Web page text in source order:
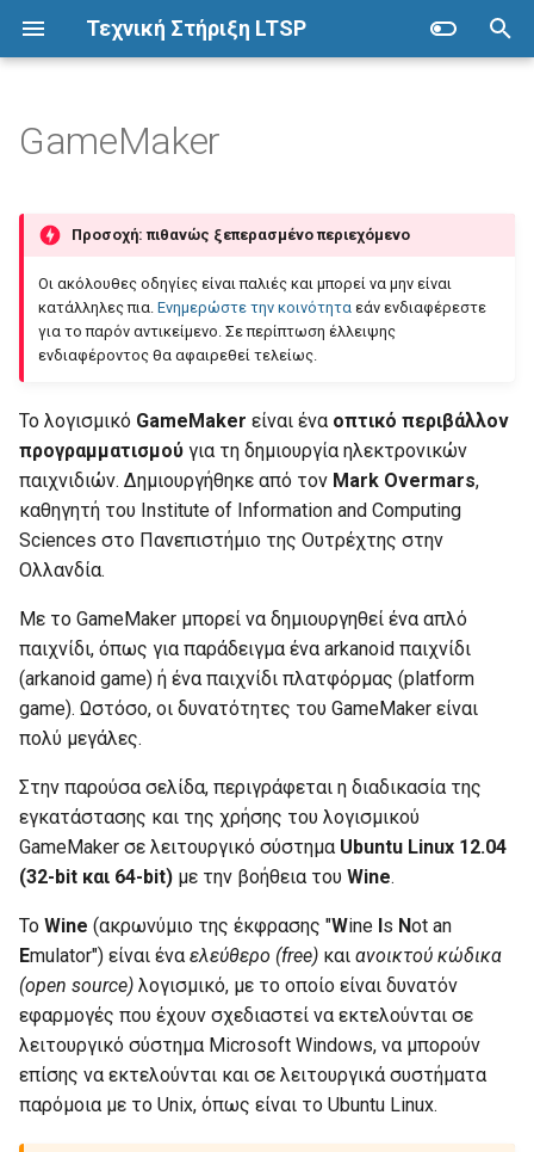
Τεχνική Στήριξη LTSP
λ
ή
σ
γ
ι
ν
α
ρ
χ
ί
σ
ε
Ubuntu
Λήψη
Live USB
Εγκατάσταση
Εγκατάσταση λογισμικού
ΣΕΠΕΗΥ με LTSP
Προετοιμασία
Πλεονεκτήματα
Μειονεκτήματα
Χάρτης
Εγκατάσταση
Ρύθμιση σύνδεσης δικτύου
Λογαριασμοί χρηστών
Εκκίνηση από το δίκτυο
Κοινόχρηστοι κατάλογοι
ltsp.conf
Στατικά hostnames
Οθόνη σύνδεσης
Συχνές ερωτήσεις
Προχωρημένα
Δικαιώματα καταλόγων
Εκτέλεση εντολών
Εκτυπωτές
Σαρωτές
Συντήρηση
Δημιουργία swap partition
στα clients
Επόπτης
Εγκατάσταση
Βασικές λειτουργίες
Ομάδες
Εκτέλεση από LTSP client
Αναβάθμιση του Wine στην
Εγκατάσταση των
προαπαιτούμενων πακέτων
λογισμικού στο Wine
Εγκατάσταση GameMaker
Εκτέλεση GameMaker
Παρατηρήσεις κατά την
μεταφορά του GameMaker
σε Ubuntu Linux
GameMaker
Προσοχή: πιθανώς ξεπερασμένο περιεχόμενο
Οι ακόλουθες οδηγίες είναι παλιές και μπορεί να μην είναι
κατάλληλες πια. Ενημερώστε την κοινότητα εάν ενδιαφέρεστε
για το παρόν αντικείμενο. Σε περίπτωση έλλειψης
ενδιαφέροντος θα αφαιρεθεί τελείως.
Το λογισμικό GameMaker είναι ένα οπτικό περιβάλλον
προγραμματισμού για τη δημιουργία ηλεκτρονικών
παιχνιδιών. Δημιουργήθηκε από τον Mark Overmars,
καθηγητή του Institute of Information and Computing
Sciences στο Πανεπιστήμιο της Ουτρέχτης στην
Ολλανδία.
Με το GameMaker μπορεί να δημιουργηθεί ένα απλό
παιχνίδι, όπως για παράδειγμα ένα arkanoid παιχνίδι
(arkanoid game) ή ένα παιχνίδι πλατφόρμας (platform
game). Ωστόσο, οι δυνατότητες του GameMaker είναι
πολύ μεγάλες.
Στην παρούσα σελίδα, περιγράφεται η διαδικασία της
εγκατάστασης και της χρήσης του λογισμικού
GameMaker σε λειτουργικό σύστημα Ubuntu Linux 12.04
(32-bit και 64-bit) με την βοήθεια του Wine.
Το Wine (ακρωνύμιο της έκφρασης "Wine Is Not an
Emulator") είναι ένα ελεύθερο (free) και ανοικτού κώδικα
(open source) λογισμικό, με το οποίο είναι δυνατόν
εφαρμογές που έχουν σχεδιαστεί να εκτελούνται σε
λειτουργικό σύστημα Microsoft Windows, να μπορούν
επίσης να εκτελούνται και σε λειτουργικά συστήματα
παρόμοια με το Unix, όπως είναι το Ubuntu Linux.